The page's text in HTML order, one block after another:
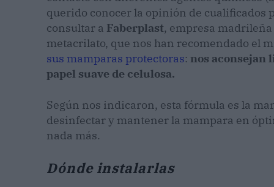
querido conocer la opinión de cualificados
consultar a Faberplast, empresa
metacrilato, que nos han recomendado el
sus mamparas protectoras: nos aconsejan
papel suave de celulosa.
Según nos indicaron, esta fórmula es la
desinfectar y mantener la mampara en
nada más.
Dónde instalarlas